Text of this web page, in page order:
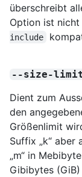
überschreibt
Option ist
include
--size-
Dient zum
den
Größenlimit
Suffix „k“ aber
„m“ in
Gibibytes